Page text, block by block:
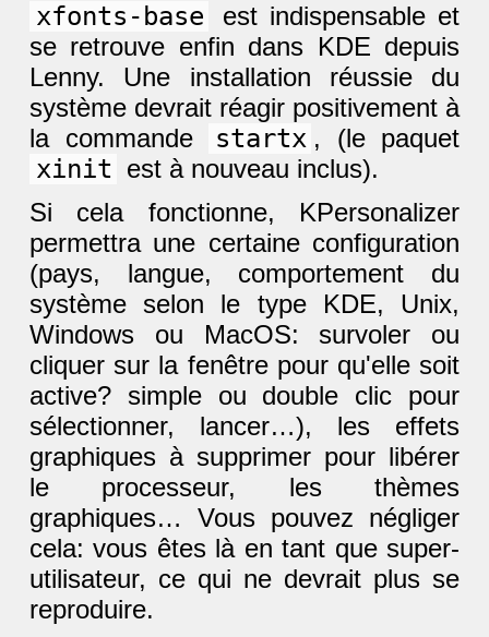
xfonts-base
est indispensable et
se retrouve enfin dans KDE depuis
Lenny. Une installation réussie du
système devrait réagir positivement à
la commande
startx , (le paquet
xinit est à nouveau inclus).
Si cela fonctionne, KPersonalizer
permettra une certaine configuration
(pays, langue, comportement du
système selon le type KDE, Unix,
Windows ou MacOS: survoler ou
cliquer sur la fenêtre pour qu'elle soit
active? simple ou double clic pour
sélectionner, lancer…), les effets
graphiques à supprimer pour libérer
le processeur, les thèmes
graphiques… Vous pouvez négliger
cela: vous êtes là en tant que super-
utilisateur, ce qui ne devrait plus se
reproduire.